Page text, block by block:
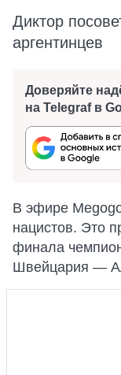
Диктор
аргентинцев
Доверяйте
на Telegraf в
В эфире
нацистов. Это
финала
Швейцария —